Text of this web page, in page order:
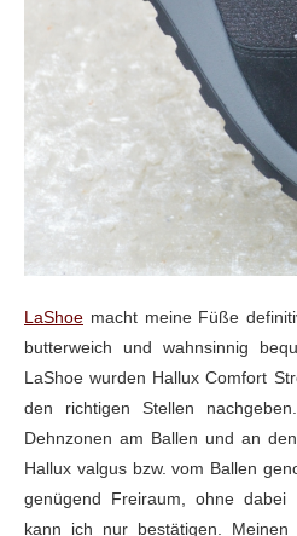
LaShoe macht meine Füße
butterweich und wahnsinnig
LaShoe wurden Hallux Comfort
den richtigen Stellen nachgeben.
Dehnzonen am Ballen und an
Hallux valgus bzw. vom Ballen
genügend Freiraum, ohne dabei
kann ich nur bestätigen.